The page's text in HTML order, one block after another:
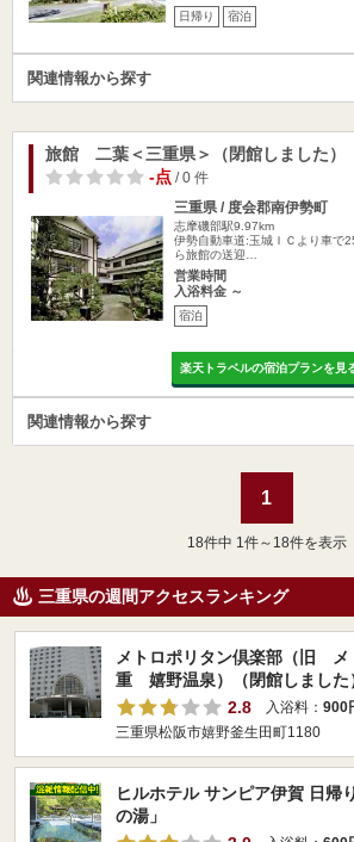
日帰り 宿泊
関連情報から探す
旅館 二葉＜三重県＞（閉館しました）
-点/ 0 件
三重県 / 度会郡南伊勢町
志摩磯部駅9.97km
伊勢自動車道:玉城ＩＣより車で
ら旅館の送迎…
営業時間
入浴料金 ～
宿泊
楽天トラベルの宿泊プランを見
関連情報から探す
1
18件中 1件～18件を表示
三重県の週間アクセスランキング
メトロポリタン倶楽部（旧 メ
重 嬉野温泉）（閉館しました
2.8
入浴料： 900
三重県松阪市嬉野釜生田町1180
ヒルホテル サンピア伊賀 日帰
の湯」